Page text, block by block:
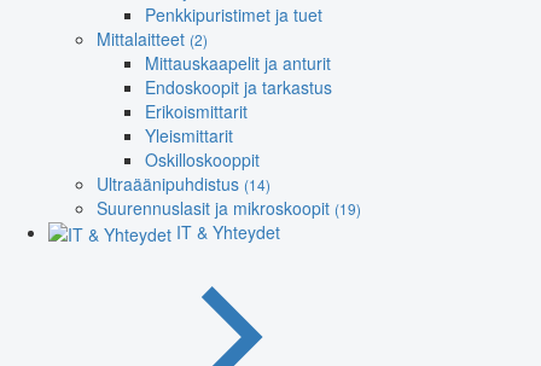
Penkkipuristimet ja tuet
Mittalaitteet (2)
Mittauskaapelit ja anturit
Endoskoopit ja tarkastus
Erikoismittarit
Yleismittarit
Oskilloskooppit
Ultraäänipuhdistus (14)
Suurennuslasit ja mikroskoopit (19)
IT & Yhteydet